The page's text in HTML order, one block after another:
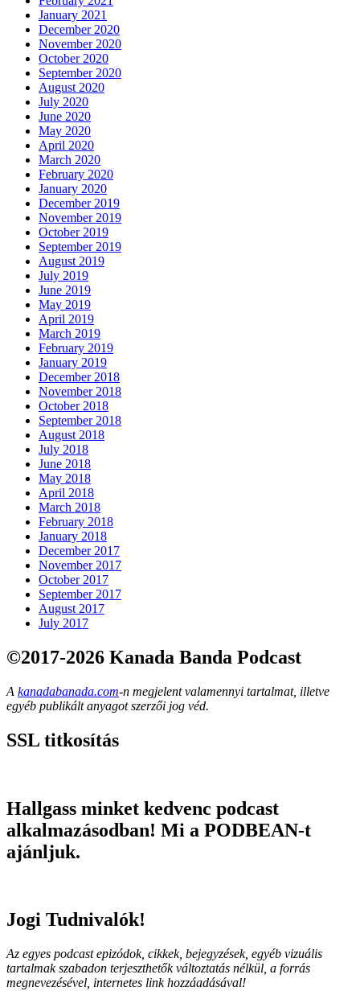
January 2021
December 2020
November 2020
October 2020
September 2020
August 2020
July 2020
June 2020
May 2020
April 2020
March 2020
February 2020
January 2020
December 2019
November 2019
October 2019
September 2019
August 2019
July 2019
June 2019
May 2019
April 2019
March 2019
February 2019
January 2019
December 2018
November 2018
October 2018
September 2018
August 2018
July 2018
June 2018
May 2018
April 2018
March 2018
February 2018
January 2018
December 2017
November 2017
October 2017
September 2017
August 2017
July 2017
©2017-2026 Kanada Banda Podcast
A kanadabanada.com-n megjelent valamennyi tartalmat, illetve
egyéb publikált anyagot szerzői jog véd.
SSL titkosítás
Hallgass minket kedvenc podcast
alkalmazásodban! Mi a PODBEAN-t
ajánljuk.
Jogi Tudnivalók!
Az egyes podcast epizódok, cikkek, bejegyzések, egyéb vizuális
tartalmak szabadon terjeszthetők változtatás nélkül, a forrás
megnevezésével, internetes link hozzáadásával!